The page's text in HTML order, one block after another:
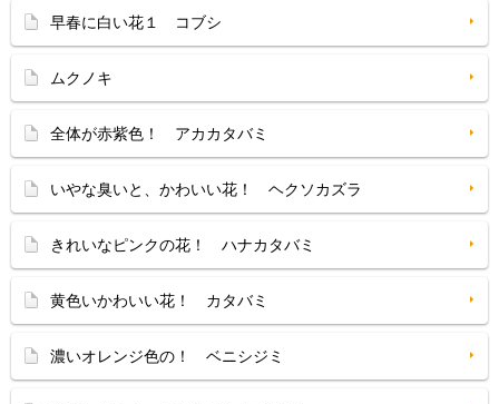
早春に白い花１ コブシ
ムクノキ
全体が赤紫色！ アカカタバミ
いやな臭いと、かわいい花！ ヘクソカズラ
きれいなピンクの花！ ハナカタバミ
黄色いかわいい花！ カタバミ
濃いオレンジ色の！ ベニシジミ